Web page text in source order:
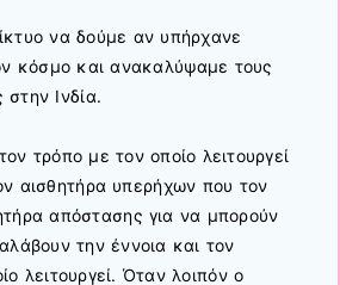
να δούμε αν υπήρχανε
κόσμο και ανακαλύψαμε τους
Ινδία.
τρόπο με τον οποίο λειτουργεί
αισθητήρα υπερήχων που τον
απόστασης για να μπορούν
την έννοια και τον
λειτουργεί. Όταν λοιπόν ο